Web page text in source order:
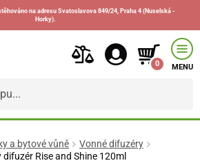
na adresu Svatoslavova 849/24, Praha 4 (Nuselská -
Horky).
0 MENU
a bytové vůně
Vonné difuzéry
difuzér Rise and Shine 120ml